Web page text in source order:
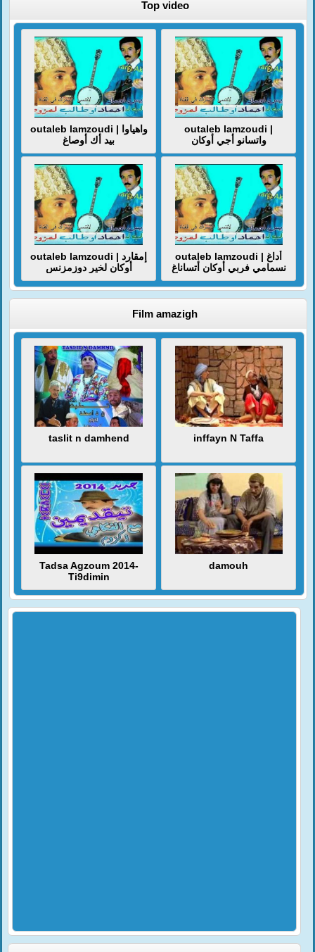
Top video
outaleb lamzoudi | واهياوا
بيد أك أوصاغ
outaleb lamzoudi |
واتسانو أجي أوكان
outaleb lamzoudi | إمقارد
أوكان لخير دوزمزنس
outaleb lamzoudi | أداغ
نسمامي فربي أوكان أتساناغ
Film amazigh
taslit n damhend inffayn N Taffa
Tadsa Agzoum 2014-
Ti9dimin
damouh